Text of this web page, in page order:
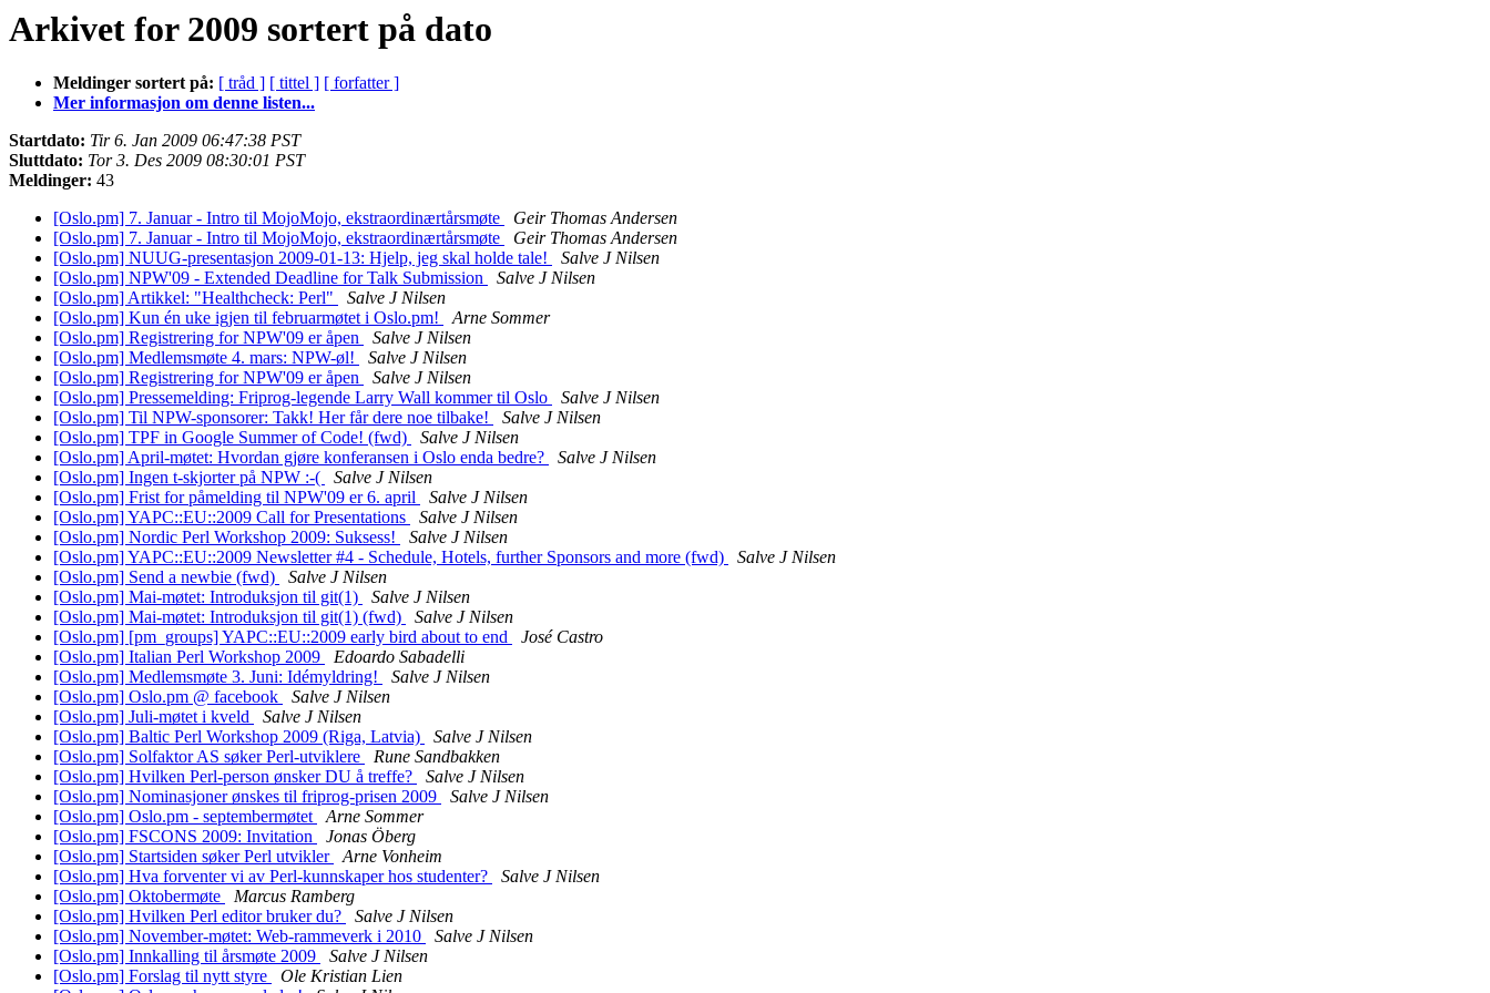
Arkivet for 2009 sortert på dato
Meldinger sortert på: [ tråd ] [ tittel ] [ forfatter ]
Mer informasjon om denne listen...
Startdato: Tir 6. Jan 2009 06:47:38 PST
Sluttdato: Tor 3. Des 2009 08:30:01 PST
Meldinger: 43
[Oslo.pm] 7. Januar - Intro til MojoMojo, ekstraordinærtårsmøte
Geir Thomas Andersen
[Oslo.pm] 7. Januar - Intro til MojoMojo, ekstraordinærtårsmøte
Geir Thomas Andersen
[Oslo.pm] NUUG-presentasjon 2009-01-13: Hjelp, jeg skal holde tale!
Salve J Nilsen
[Oslo.pm] NPW'09 - Extended Deadline for Talk Submission
Salve J Nilsen
[Oslo.pm] Artikkel: "Healthcheck: Perl"
Salve J Nilsen
[Oslo.pm] Kun én uke igjen til februarmøtet i Oslo.pm!
Arne Sommer
[Oslo.pm] Registrering for NPW'09 er åpen
Salve J Nilsen
[Oslo.pm] Medlemsmøte 4. mars: NPW-øl!
Salve J Nilsen
[Oslo.pm] Registrering for NPW'09 er åpen
Salve J Nilsen
[Oslo.pm] Pressemelding: Friprog-legende Larry Wall kommer til Oslo
Salve J Nilsen
[Oslo.pm] Til NPW-sponsorer: Takk! Her får dere noe tilbake!
Salve J Nilsen
[Oslo.pm] TPF in Google Summer of Code! (fwd)
Salve J Nilsen
[Oslo.pm] April-møtet: Hvordan gjøre konferansen i Oslo enda bedre?
Salve J Nilsen
[Oslo.pm] Ingen t-skjorter på NPW :-(
Salve J Nilsen
[Oslo.pm] Frist for påmelding til NPW'09 er 6. april
Salve J Nilsen
[Oslo.pm] YAPC::EU::2009 Call for Presentations
Salve J Nilsen
[Oslo.pm] Nordic Perl Workshop 2009: Suksess!
Salve J Nilsen
[Oslo.pm] YAPC::EU::2009 Newsletter #4 - Schedule, Hotels, further Sponsors and more (fwd)
Salve J Nilsen
[Oslo.pm] Send a newbie (fwd)
Salve J Nilsen
[Oslo.pm] Mai-møtet: Introduksjon til git(1)
Salve J Nilsen
[Oslo.pm] Mai-møtet: Introduksjon til git(1) (fwd)
Salve J Nilsen
[Oslo.pm] [pm_groups] YAPC::EU::2009 early bird about to end
José Castro
[Oslo.pm] Italian Perl Workshop 2009
Edoardo Sabadelli
[Oslo.pm] Medlemsmøte 3. Juni: Idémyldring!
Salve J Nilsen
[Oslo.pm] Oslo.pm @ facebook
Salve J Nilsen
[Oslo.pm] Juli-møtet i kveld
Salve J Nilsen
[Oslo.pm] Baltic Perl Workshop 2009 (Riga, Latvia)
Salve J Nilsen
[Oslo.pm] Solfaktor AS søker Perl-utviklere
Rune Sandbakken
[Oslo.pm] Hvilken Perl-person ønsker DU å treffe?
Salve J Nilsen
[Oslo.pm] Nominasjoner ønskes til friprog-prisen 2009
Salve J Nilsen
[Oslo.pm] Oslo.pm - septembermøtet
Arne Sommer
[Oslo.pm] FSCONS 2009: Invitation
Jonas Öberg
[Oslo.pm] Startsiden søker Perl utvikler
Arne Vonheim
[Oslo.pm] Hva forventer vi av Perl-kunnskaper hos studenter?
Salve J Nilsen
[Oslo.pm] Oktobermøte
Marcus Ramberg
[Oslo.pm] Hvilken Perl editor bruker du?
Salve J Nilsen
[Oslo.pm] November-møtet: Web-rammeverk i 2010
Salve J Nilsen
[Oslo.pm] Innkalling til årsmøte 2009
Salve J Nilsen
[Oslo.pm] Forslag til nytt styre
Ole Kristian Lien